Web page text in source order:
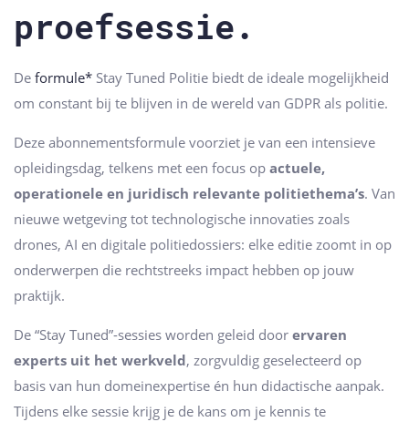
proefsessie.
De formule* Stay Tuned Politie biedt de ideale mogelijkheid
om constant bij te blijven in de wereld van GDPR als politie.
Deze abonnementsformule voorziet je van een intensieve
opleidingsdag, telkens met een focus op actuele,
operationele en juridisch relevante politiethema’s. Van
nieuwe wetgeving tot technologische innovaties zoals
drones, AI en digitale politiedossiers: elke editie zoomt in op
onderwerpen die rechtstreeks impact hebben op jouw
praktijk.
De “Stay Tuned”-sessies worden geleid door ervaren
experts uit het werkveld, zorgvuldig geselecteerd op
basis van hun domeinexpertise én hun didactische aanpak.
Tijdens elke sessie krijg je de kans om je kennis te